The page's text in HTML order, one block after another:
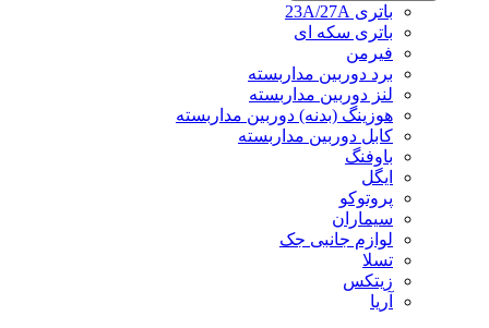
باتری 23A/27A
باتری سکه ای
فیرمن
برد دوربین مداربسته
لنز دوربین مداربسته
هوزینگ (بدنه) دوربین مداربسته
کابل دوربین مداربسته
باوفنگ
ایگل
پروتوکو
سیماران
لوازم جانبی جک
تسلا
زیتکس
آریا